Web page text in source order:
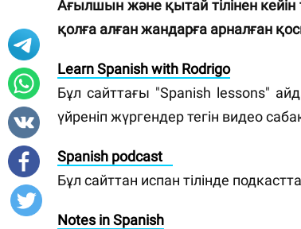
Ағылшын және қытай тілінен кейін
қолға алған жандарға арналған
Learn Spanish with Rodrigo⠀
Бұл сайттағы "Spanish lessons"
үйреніп жүргендер тегін видео
Spanish podcast⠀
Бұл сайттан испан тілінде
Notes in Spanish